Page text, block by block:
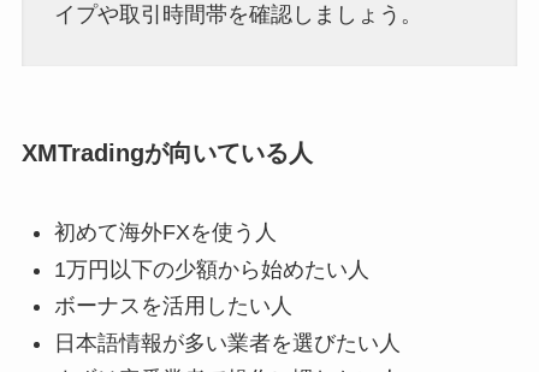
イプや取引時間帯を確認しましょう。
XMTradingが向いている人
初めて海外FXを使う人
1万円以下の少額から始めたい人
ボーナスを活用したい人
日本語情報が多い業者を選びたい人